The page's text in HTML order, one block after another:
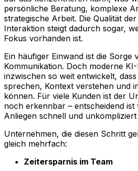
persönliche Beratung, komplexe
strategische Arbeit. Die Qualität
Interaktion steigt dadurch sogar,
Fokus vorhanden ist.
Ein häufiger Einwand ist die
Kommunikation. Doch moderne
inzwischen so weit entwickelt,
sprechen, Kontext verstehen und
können. Für viele Kunden ist der
noch erkennbar – entscheidend ist
Anliegen schnell und
Unternehmen, die diesen Schritt
gleich mehrfach:
Zeitersparnis im Team